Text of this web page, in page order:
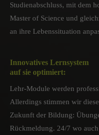
Studienabschluss, mit dem
Master of Science und
an ihre Lebenssituation
Innovatives Lernsystem
auf sie optimiert:
Lehr-Module werden
Allerdings stimmen wir
Zukunft der Bildung:
Rückmeldung. 24/7 wo